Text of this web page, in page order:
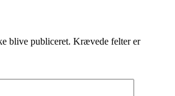
blive publiceret. Krævede felter er